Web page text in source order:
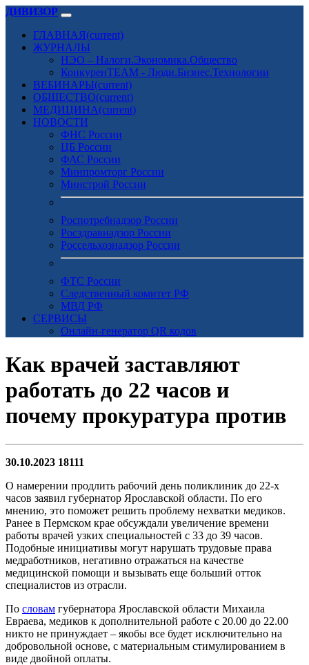
ДИВИЗОР
ГЛАВНАЯ(current)
ЖУРНАЛЫ
НЭО – Налоги.Экономика.Общество
КонкуренTEAM - Люди.Бизнес.Технологии
ВЕБИНАРЫ(current)
ОБЩЕСТВО(current)
МЕДИЦИНА(current)
НОВОСТИ
ФНС России
ЦБ России
ФАС России
Минпромторг России
Минстрой России
Роспотребнадзор России
Росздравнадзор России
Россельхознадзор России
ФТС России
Следственный комитет РФ
МВД РФ
СЕРВИСЫ
Онлайн-генератор QR кодов
Как врачей заставляют
работать до 22 часов и
почему прокуратура против
30.10.2023 18111
О намерении продлить рабочий день поликлиник до 22-х
часов заявил губернатор Ярославской области. По его
мнению, это поможет решить проблему нехватки медиков.
Ранее в Пермском крае обсуждали увеличение времени
работы врачей узких специальностей с 33 до 39 часов.
Подобные инициативы могут нарушать трудовые права
медработников, негативно отражаться на качестве
медицинской помощи и вызывать еще больший отток
специалистов из отрасли.
По словам губернатора Ярославской области Михаила
Евраева, медиков к дополнительной работе с 20.00 до 22.00
никто не принуждает – якобы все будет исключительно на
добровольной основе, с материальным стимулированием в
виде двойной оплаты.